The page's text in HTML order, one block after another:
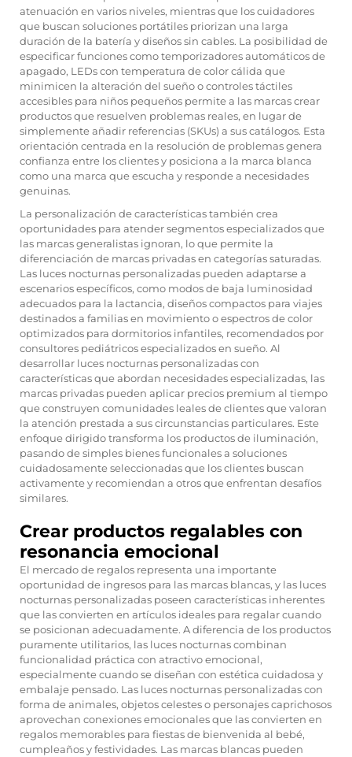
atenuación en varios niveles, mientras que los cuidadores
que buscan soluciones portátiles priorizan una larga
duración de la batería y diseños sin cables. La posibilidad de
especificar funciones como temporizadores automáticos de
apagado, LEDs con temperatura de color cálida que
minimicen la alteración del sueño o controles táctiles
accesibles para niños pequeños permite a las marcas crear
productos que resuelven problemas reales, en lugar de
simplemente añadir referencias (SKUs) a sus catálogos. Esta
orientación centrada en la resolución de problemas genera
confianza entre los clientes y posiciona a la marca blanca
como una marca que escucha y responde a necesidades
genuinas.
La personalización de características también crea
oportunidades para atender segmentos especializados que
las marcas generalistas ignoran, lo que permite la
diferenciación de marcas privadas en categorías saturadas.
Las luces nocturnas personalizadas pueden adaptarse a
escenarios específicos, como modos de baja luminosidad
adecuados para la lactancia, diseños compactos para viajes
destinados a familias en movimiento o espectros de color
optimizados para dormitorios infantiles, recomendados por
consultores pediátricos especializados en sueño. Al
desarrollar luces nocturnas personalizadascon
características que abordan necesidades especializadas, las
marcas privadas pueden aplicar precios premium al tiempo
que construyen comunidades leales de clientes que valoran
la atención prestada a sus circunstancias particulares. Este
enfoque dirigido transforma los productos de iluminación,
pasando de simples bienes funcionales a soluciones
cuidadosamente seleccionadas que los clientes buscan
activamente y recomiendan a otros que enfrentan desafíos
similares.
Crear productos regalables con
resonancia emocional
El mercado de regalos representa una importante
oportunidad de ingresos para las marcas blancas, y las luces
nocturnas personalizadas poseen características inherentes
que las convierten en artículos ideales para regalar cuando
se posicionan adecuadamente. A diferencia de los productos
puramente utilitarios, las luces nocturnas combinan
funcionalidad práctica con atractivo emocional,
especialmente cuando se diseñan con estética cuidadosa y
embalaje pensado. Las luces nocturnas personalizadas con
forma de animales, objetos celestes o personajes caprichosos
aprovechan conexiones emocionales que las convierten en
regalos memorables para fiestas de bienvenida al bebé,
cumpleaños y festividades. Las marcas blancas pueden